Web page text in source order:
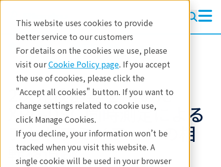
This website uses cookies to provide
better service to our customers
For details on the cookies we use, please
visit ourCookie Policy page. If you accept
the use of cookies, please click the
"Accept all cookies" button. If you want to
change settings related to cookie use,
click Manage Cookies.
If you decline, your information won’t be
tracked when you visit this website. A
single cookie will be used in your browser
製品 X線回折・散乱
X線回折
アプリケーションノート
2次元検出器を用いた
XRD-DSC 同時測定による
アセトアミノフェンの相
転移追跡